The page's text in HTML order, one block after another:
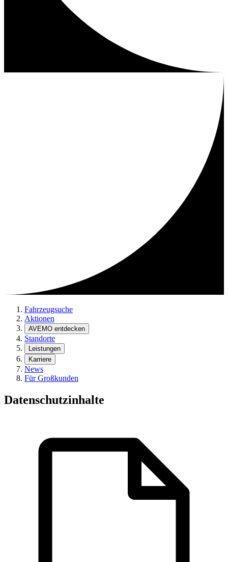
Fahrzeugsuche
Aktionen
AVEMO entdecken
Standorte
Leistungen
Karriere
News
Für Großkunden
Datenschutzinhalte